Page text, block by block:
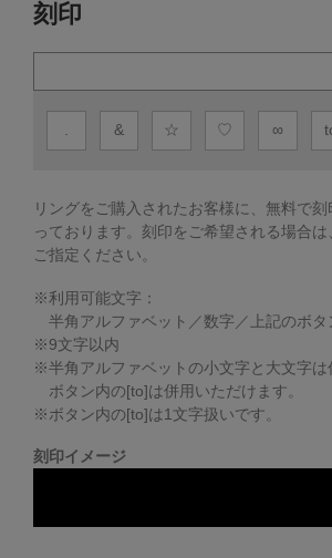
刻印
. & ☆ ♡ ∞
リングをご購入されたお客様に、無料で
っております。 刻印をご希望される場合
ご指定ください。
※利用可能文字：
半角アルファベット／数字／上記のボタ
※9文字以内
※半角アルファベットの小文字と大文字は
ボタン内の[to]は併用いただけます。
※ボタン内の[to]は1文字扱いです。
刻印イメージ